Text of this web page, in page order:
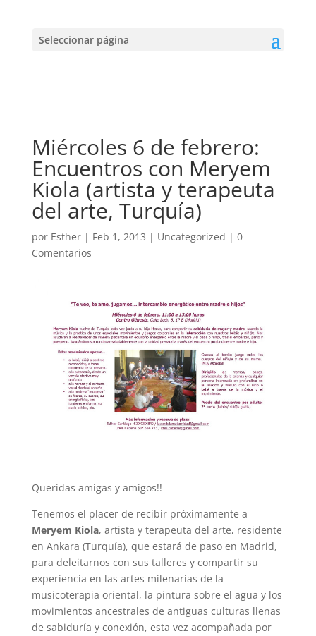
Seleccionar página
Miércoles 6 de febrero:
Encuentros con Meryem
Kiola (artista y terapeuta
del arte, Turquía)
por Esther| Feb 1, 2013 | Uncategorized | 0
Comentarios
Queridas amigas y amigos!!
Tenemos el placer de recibir próximamente a
Meryem Kiola, artista y terapeuta del arte, residente
en Ankara (Turquía), que estará de paso en Madrid,
para deleitarnos con sus talleres y compartir su
experiencia en las artes milenarias de la
musicoterapia oriental, la pintura sobre el agua y los
movimientos ancestrales de antiguas culturas llenas
de sabiduría y conexión, esta vez acompañada por